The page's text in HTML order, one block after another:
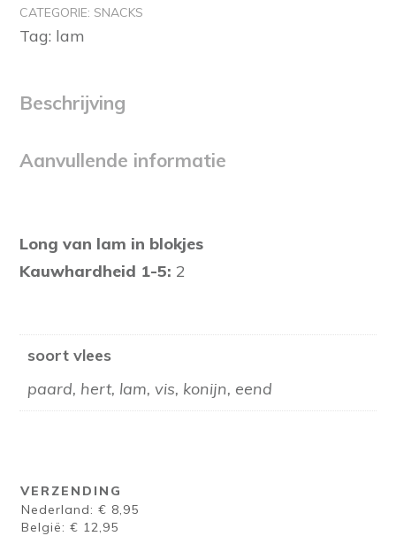
aantal
CATEGORIE: SNACKS
Tag: lam
Beschrijving
Aanvullende informatie
Long van lam in blokjes
Kauwhardheid 1-5: 2
soort vlees
paard, hert, lam, vis, konijn, eend
VERZENDING
Nederland: € 8,95
België: € 12,95